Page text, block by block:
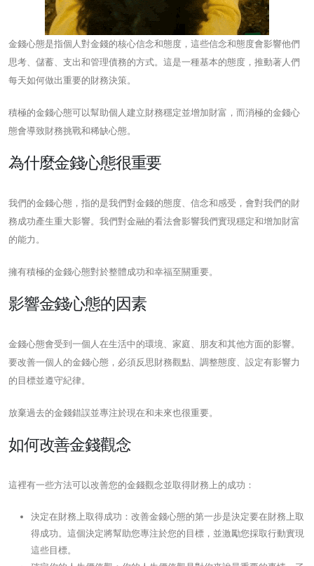
金錢心態是指個人對金錢的核心信念和態度，這些信念和態度會影響他們
思考、儲蓄、支出和管理債務的方式。這是一種基本的態度，推動著人們
每天如何做出重要的財務決策。
積極的金錢心態可以幫助個人建立財務穩定並增加財富，而消極的金錢心
態會導致財務挑戰和稀缺心態。
為什麼金錢心態很重要
我們的金錢心態，指的是我們對金錢的態度、信念和感受，會對我們的財
務成功產生重大影響。我們對金融的看法會影響我們實現穩定和增加財富
的能力。
擁有積極的金錢心態對於整體成功和幸福至關重要。
影響金錢心態的因素
金錢心態會受到一個人在生活中的環境、家庭、朋友和其他方面的影響。
要改善一個人的金錢心態，必須反思財務觀點、調整態度、設定有影響力
的目標並遵守紀律。
放棄過去的金錢錯誤並專注於現在和未來也很重要。
如何改善金錢觀念
這裡有一些方法可以改善您的金錢觀念並取得財務上的成功：
決定在財務上取得成功：改善金錢心態的第一步是決定要在財務上取
得成功。這個決定將幫助您專注於您的目標，並激勵您採取行動實現
這些目標。